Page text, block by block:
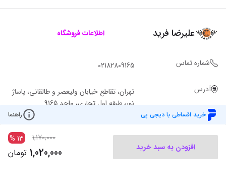
خرید اقساطی با دیجی پی راهنما
افزودن به سبد خرید
1,170,000
13
%
1,020,000 تومان
علیرضا فرید اطلاعات فروشگاه
شماره تماس 02182809165
آدرس
تهران، تقاطع خیابان ولیعصر و طالقانی، پاساژ
نور، طبقه اول تجاری، واحد 9165